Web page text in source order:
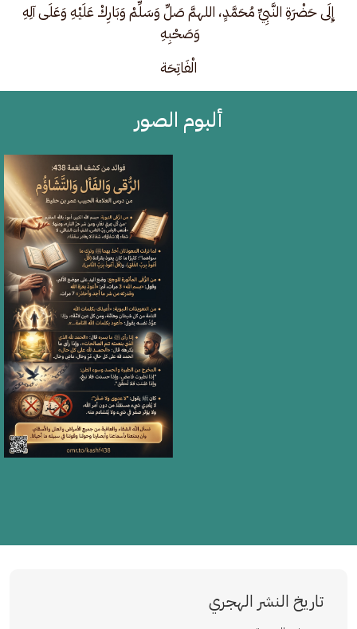
إِلَى حَضْرَةِ النَّبِيِّ مُحَمَّدٍ، اللهمَّ صَلِّ وَسَلِّمْ وَبَارِكْ عَلَيْهِ وَعَلَى آلِهِ
وَصَحْبِهِ
الْفَاتِحَة
ألبوم الصور
تاريخ النشر الهجري